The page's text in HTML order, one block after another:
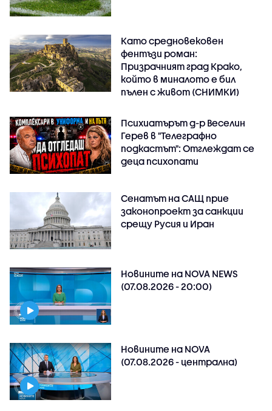
Като средновековен
фентъзи роман:
Призрачният град Крако,
който в миналото е бил
пълен с живот (СНИМКИ)
Психиатърът д-р Веселин
Герев в "Телеграфно
подкастът": Отглеждат се
деца психопати
Сенатът на САЩ прие
законопроект за санкции
срещу Русия и Иран
Новините на NOVA NEWS
(07.08.2026 - 20:00)
Новините на NOVA
(07.08.2026 - централна)